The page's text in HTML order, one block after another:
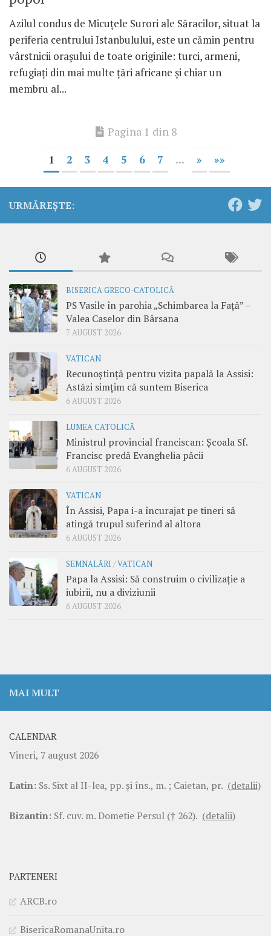
Azilul condus de Micuțele Surori ale Săracilor, situat la
periferia centrului Istanbulului, este un cămin pentru
vârstnicii orașului de toate originile: turci, armeni,
refugiați din mai multe țări africane și chiar un
membru al...
Pagina 1 din 8
1 2 3 4 5 6 7 ... » »»
URMĂREȘTE:
BISERICA GRECO-CATOLICĂ
PS Vasile în parohia „Schimbarea la Față” –
Valea Caselor din Bârsana
7 AUGUST 2026
VATICAN
Recunoștință pentru vizita papală la Assisi:
Astăzi simțim că suntem Biserica
6 AUGUST 2026
LUMEA CATOLICĂ
Ministrul provincial franciscan: Școala Sf.
Francisc predă Evanghelia păcii
6 AUGUST 2026
VATICAN
În Assisi, Papa i-a încurajat pe tineri să
atingă trupul suferind al altora
6 AUGUST 2026
SEMNALĂRI /VATICAN
Papa la Assisi: Să construim o civilizație a
iubirii, nu a diviziunii
6 AUGUST 2026
MAI MULT
CALENDAR
Vineri, 7 august 2026
Latin: Ss. Sixt al II-lea, pp. şi îns., m. ; Caietan, pr. (detalii)
Bizantin: Sf. cuv. m. Dometie Persul († 262). (detalii)
PARTENERI
ARCB.ro
BisericaRomanaUnita.ro